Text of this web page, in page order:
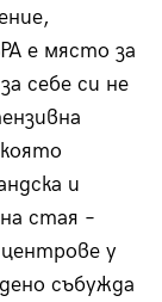
е място за
себе си не
и
стая –
у
събужда